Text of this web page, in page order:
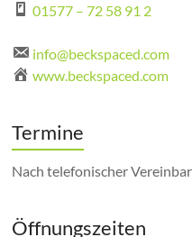
01577 – 72 58 91 2
info@beckspaced.com
www.beckspaced.com
Termine
Nach telefonischer
Öffnungszeiten